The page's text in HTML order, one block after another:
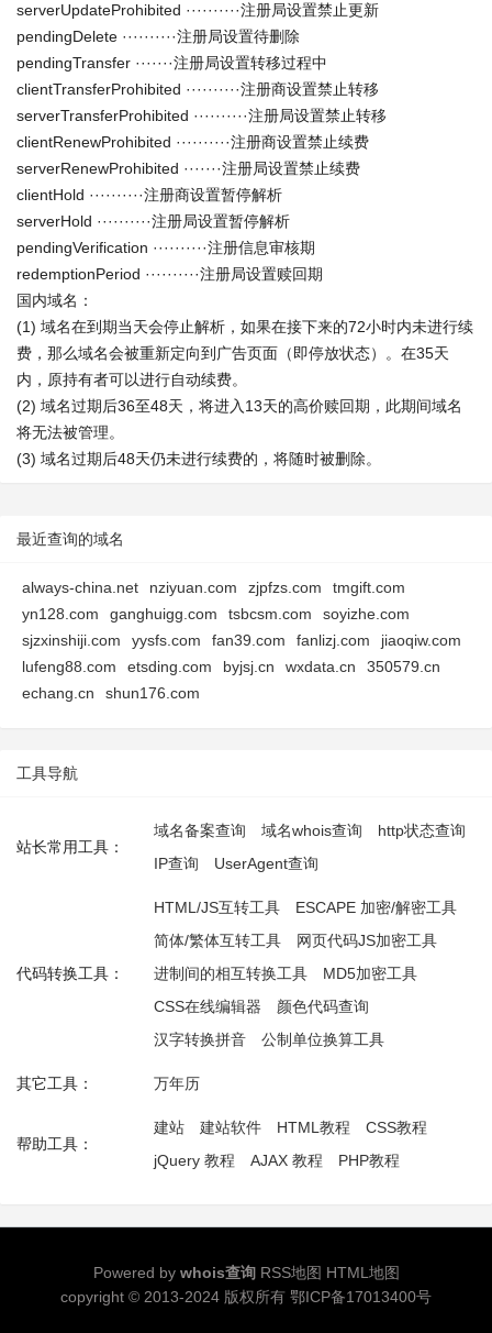
serverUpdateProhibited ··········注册局设置禁止更新
pendingDelete ··········注册局设置待删除
pendingTransfer ·······注册局设置转移过程中
clientTransferProhibited ··········注册商设置禁止转移
serverTransferProhibited ··········注册局设置禁止转移
clientRenewProhibited ··········注册商设置禁止续费
serverRenewProhibited ·······注册局设置禁止续费
clientHold ··········注册商设置暂停解析
serverHold ··········注册局设置暂停解析
pendingVerification ··········注册信息审核期
redemptionPeriod ··········注册局设置赎回期
国内域名：
(1) 域名在到期当天会停止解析，如果在接下来的72小时内未进行续
费，那么域名会被重新定向到广告页面（即停放状态）。在35天
内，原持有者可以进行自动续费。
(2) 域名过期后36至48天，将进入13天的高价赎回期，此期间域名
将无法被管理。
(3) 域名过期后48天仍未进行续费的，将随时被删除。
最近查询的域名
always-china.net nziyuan.com zjpfzs.com
tmgift.com
yn128.com
ganghuigg.com tsbcsm.com
soyizhe.com
sjzxinshiji.com
yysfs.com fan39.com fanlizj.com
jiaoqiw.com
lufeng88.com
etsding.com byjsj.cn wxdata.cn
350579.cn
echang.cn
shun176.com
工具导航
站长常用工具：
域名备案查询 域名whois查询
http状态查询
IP查询
UserAgent查询
代码转换工具：
HTML/JS互转工具
ESCAPE 加密/解密工具
简体/繁体互转工具
网页代码JS加密工具
进制间的相互转换工具
MD5加密工具
CSS在线编辑器
颜色代码查询
汉字转换拼音
公制单位换算工具
其它工具： 万年历
帮助工具：
建站 建站软件 HTML教程
CSS教程
jQuery 教程
AJAX 教程 PHP教程
Powered by whois查询 RSS地图 HTML地图
copyright © 2013-2024 版权所有 鄂ICP备17013400号